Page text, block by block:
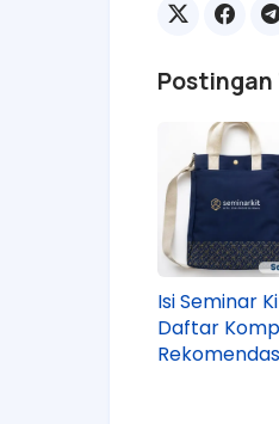
Isi Seminar
Daftar